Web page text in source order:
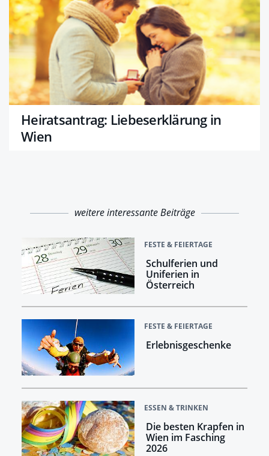
Heiratsantrag: Liebeserklärung in
Wien
weitere interessante Beiträge
FESTE & FEIERTAGE
Schulferien und
Uniferien in
Österreich
FESTE & FEIERTAGE
Erlebnisgeschenke
ESSEN & TRINKEN
Die besten Krapfen in
Wien im Fasching
2026